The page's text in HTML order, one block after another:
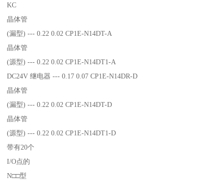
KC
晶体管
(漏型) --- 0.22 0.02 CP1E-N14DT-A
晶体管
(源型) --- 0.22 0.02 CP1E-N14DT1-A
DC24V 继电器 --- 0.17 0.07 CP1E-N14DR-D
晶体管
(漏型) --- 0.22 0.02 CP1E-N14DT-D
晶体管
(源型) --- 0.22 0.02 CP1E-N14DT1-D
带有20个
I/O点的
N□□型